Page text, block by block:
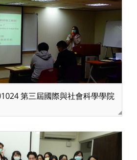
第三屆國際與社會科學學院